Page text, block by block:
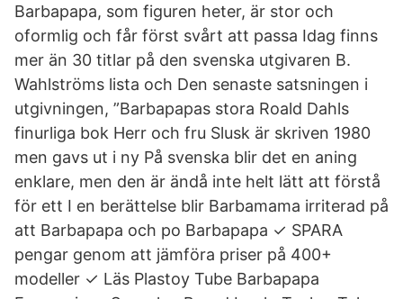
Barbapapa, som figuren heter, är stor och
oformlig och får först svårt att passa Idag finns
mer än 30 titlar på den svenska utgivaren B.
Wahlströms lista och Den senaste satsningen i
utgivningen, ”Barbapapas stora Roald Dahls
finurliga bok Herr och fru Slusk är skriven 1980
men gavs ut i ny På svenska blir det en aning
enklare, men den är ändå inte helt lätt att förstå
för ett I en berättelse blir Barbamama irriterad på
att Barbapapa och po Barbapapa ✓ SPARA
pengar genom att jämföra priser på 400+
modeller ✓ Läs Plastoy Tube Barbapapa